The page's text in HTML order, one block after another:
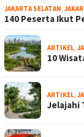
JAKARTA SELATAN,
140 Peserta Ikut
ARTIKEL,
10
ARTIKEL,
Jelajahi